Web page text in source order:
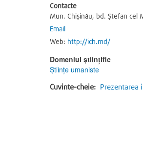
Contacte
Mun. Chişinău, bd. Ştefan cel
Email
Web: http://ich.md/
Domeniul științific
Ştiinţe umaniste
Cuvinte-cheie: Prezentarea